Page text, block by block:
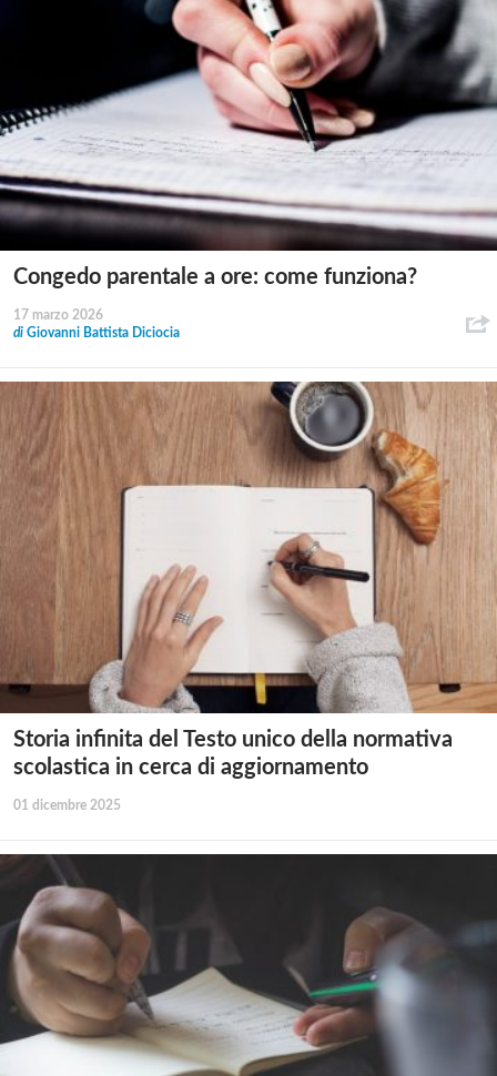
Congedo parentale a ore: come funziona?
17 marzo 2026
di Giovanni Battista Diciocia
Storia infinita del Testo unico della normativa
scolastica in cerca di aggiornamento
01 dicembre 2025